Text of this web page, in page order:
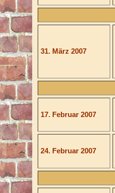
31. März 2007
17. Februar 2007
24. Februar 2007